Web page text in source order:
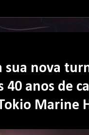
sua nova
40 anos de
Marine